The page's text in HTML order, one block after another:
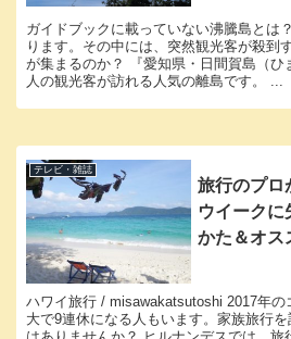
ガイドブックに載っていない沸騰島とは
ります。その中には、突然観光客が殺到
が集まるのか？ 『愛知県・日間賀島（ひ
人の観光客が訪れる人気の離島です。 ...
テレビ・雑誌
旅行のプロ
ウイークに
かた＆オス
ハワイ旅行 / misawakatsutoshi 2017年
大で9連休になる人もいます。家族旅行